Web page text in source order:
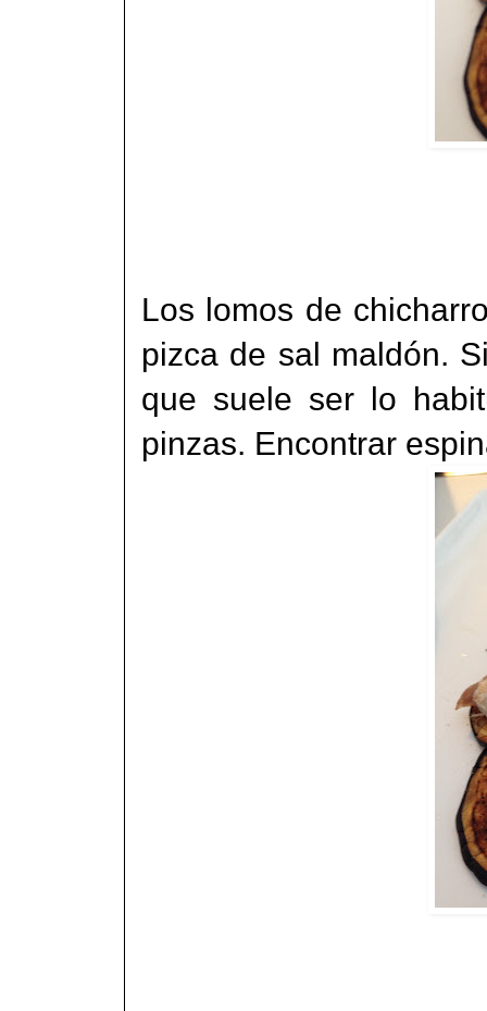
Los lomos de
pizca de sal maldón.
que suele ser lo
pinzas. Encontrar